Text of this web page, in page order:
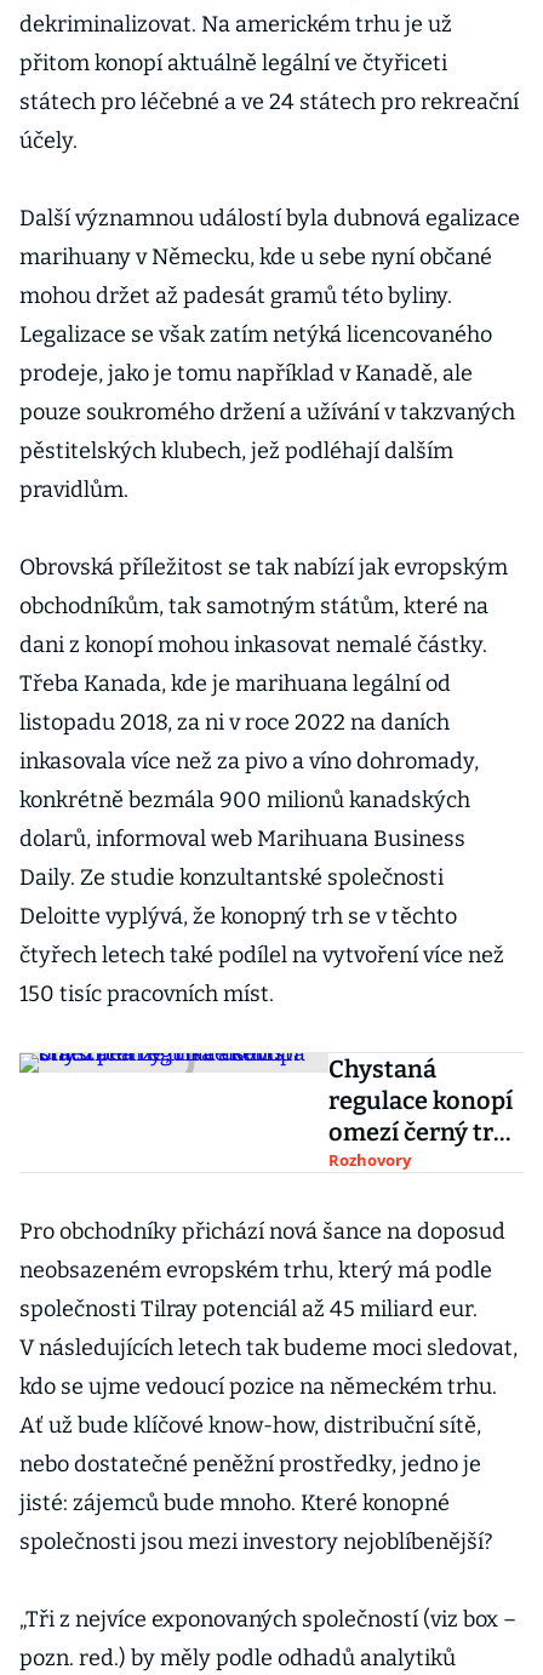
dekriminalizovat. Na americkém trhu je už
přitom konopí aktuálně legální ve čtyřiceti
státech pro léčebné a ve 24 státech pro rekreační
účely.
Další významnou událostí byla dubnová egalizace
marihuany v Německu, kde u sebe nyní občané
mohou držet až padesát gramů této byliny.
Legalizace se však zatím netýká licencovaného
prodeje, jako je tomu například v Kanadě, ale
pouze soukromého držení a užívání v takzvaných
pěstitelských klubech, jež podléhají dalším
pravidlům.
Obrovská příležitost se tak nabízí jak evropským
obchodníkům, tak samotným státům, které na
dani z konopí mohou inkasovat nemalé částky.
Třeba Kanada, kde je marihuana legální od
listopadu 2018, za ni v roce 2022 na daních
inkasovala více než za pivo a víno dohromady,
konkrétně bezmála 900 milionů kanadských
dolarů, informoval web Marihuana Business
Daily. Ze studie konzultantské společnosti
Deloitte vyplývá, že konopný trh se v těchto
čtyřech letech také podílel na vytvoření více než
150 tisíc pracovních míst.
Chystaná
regulace konopí
omezí černý trh
a ušetří státu
aktivista
Rozhovory
Pro obchodníky přichází nová šance na doposud
neobsazeném evropském trhu, který má podle
společnosti Tilray potenciál až 45 miliard eur.
V následujících letech tak budeme moci sledovat,
kdo se ujme vedoucí pozice na německém trhu.
Ať už bude klíčové know-how, distribuční sítě,
nebo dostatečné peněžní prostředky, jedno je
jisté: zájemců bude mnoho. Které konopné
společnosti jsou mezi investory nejoblíbenější?
„Tři z nejvíce exponovaných společností (viz box –
pozn. red.) by měly podle odhadů analytiků